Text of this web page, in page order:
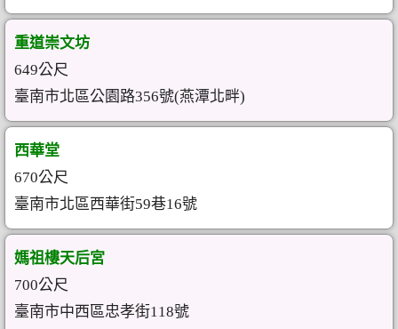
重道崇文坊
649公尺
臺南市北區公園路356號(燕潭北畔)
西華堂
670公尺
臺南市北區西華街59巷16號
媽祖樓天后宮
700公尺
臺南市中西區忠孝街118號